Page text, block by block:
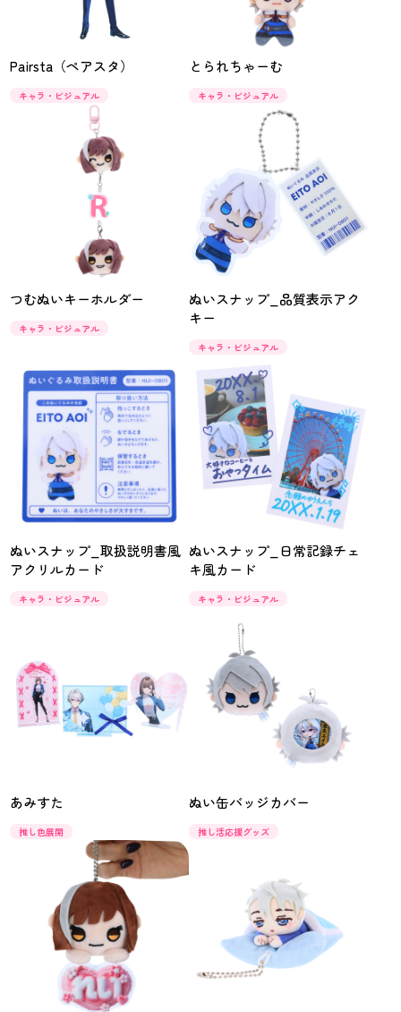
Pairsta（ペアスタ）
キャラ・ビジュアル
とられちゃーむ
キャラ・ビジュアル
つむぬいキーホルダー
キャラ・ビジュアル
ぬいスナップ_品質表示アク
キー
キャラ・ビジュアル
ぬいスナップ_取扱説明書風
アクリルカード
キャラ・ビジュアル
ぬいスナップ_日常記録チェ
キ風カード
キャラ・ビジュアル
あみすた
推し色展開
ぬい缶バッジカバー
推し活応援グッズ